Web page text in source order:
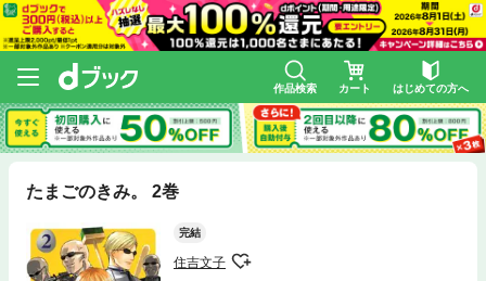
作品検索 カート はじめての方へ
たまごのきみ。 2巻
完結
住吉文子